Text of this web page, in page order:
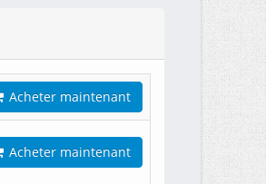
Acheter maintenant
Acheter maintenant